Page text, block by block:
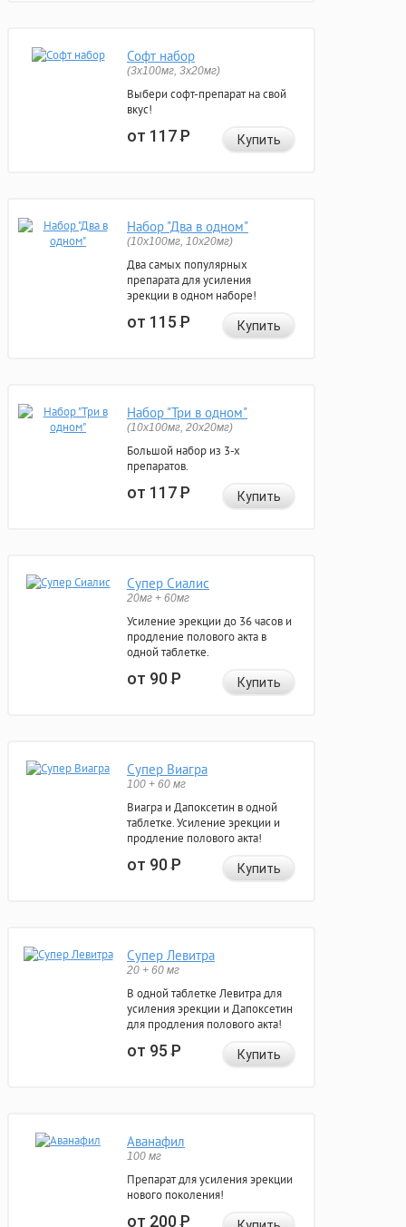
Софт набор
(3x100мг, 3x20мг)
Выбери софт-препарат на свой
вкус!
от 117Р Купить
Набор "Два в одном"
(10x100мг, 10x20мг)
Два самых популярных
препарата для усиления
эрекции в одном наборе!
от 115Р Купить
Набор "Три в одном"
(10x100мг, 20x20мг)
Большой набор из 3-х
препаратов.
от 117Р Купить
Супер Сиалис
20мг + 60мг
Усиление эрекции до 36 часов и
продление полового акта в
одной таблетке.
от 90Р Купить
Супер Виагра
100 + 60 мг
Виагра и Дапоксетин в одной
таблетке. Усиление эрекции и
продление полового акта!
от 90Р Купить
Супер Левитра
20 + 60 мг
В одной таблетке Левитра для
усиления эрекции и Дапоксетин
для продления полового акта!
от 95Р Купить
Аванафил
100 мг
Препарат для усиления эрекции
нового поколения!
от 200Р